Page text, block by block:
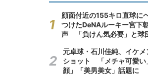
顔面付近の155キロ直球に
つけたDeNAルーキー宮下
声 「負けん気必要」と球
元卓球・石川佳純、イケ
ショット 「メチャ可愛い
顔」「美男美女」話題に